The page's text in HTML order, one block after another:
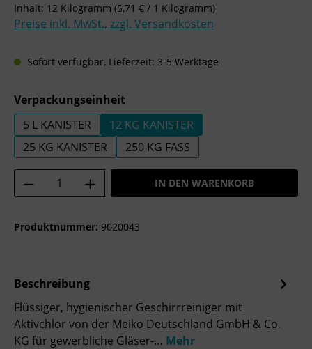
Inhalt: 12 Kilogramm (5,71 € / 1 Kilogramm)
Preise inkl. MwSt., zzgl. Versandkosten
Sofort verfügbar, Lieferzeit: 3-5 Werktage
Verpackungseinheitauswählen
5 L KANISTER
12 KG KANISTER
25 KG KANISTER
250 KG FASS
Produkt Anzahl: Gib den gewünschten
IN DEN WARENKORB
Produktnummer: 9020043
Beschreibung
Flüssiger, hygienischer Geschirrreiniger mit
Aktivchlor von der Meiko Deutschland GmbH & Co.
KG für gewerbliche Gläser-… Mehr